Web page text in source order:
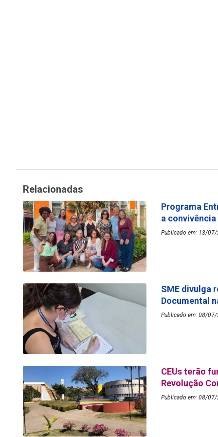
Relacionadas
Programa
a
Publicado em: 13/07/
SME divulga
Documental
Publicado em: 08/07/
CEUs terão
Revolução
Publicado em: 08/07/